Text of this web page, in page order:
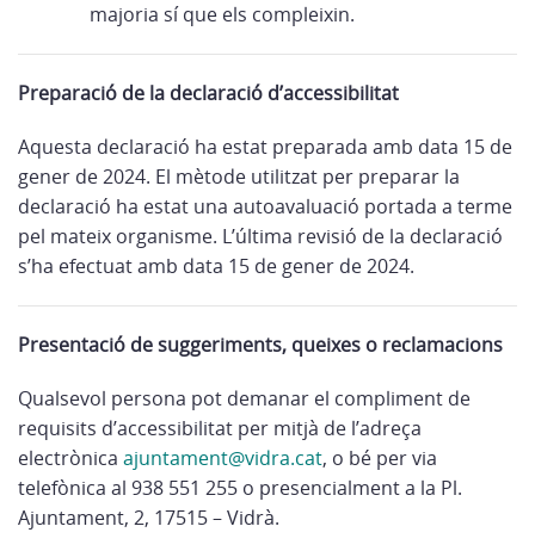
majoria sí que els compleixin.
Preparació de la declaració d’accessibilitat
Aquesta declaració ha estat preparada amb data 15 de
gener de 2024. El mètode utilitzat per preparar la
declaració ha estat una autoavaluació portada a terme
pel mateix organisme. L’última revisió de la declaració
s’ha efectuat amb data 15 de gener de 2024.
Presentació de suggeriments, queixes o reclamacions
Qualsevol persona pot demanar el compliment de
requisits d’accessibilitat per mitjà de l’adreça
electrònica ajuntament@vidra.cat, o bé per via
telefònica al 938 551 255 o presencialment a la Pl.
Ajuntament, 2, 17515 – Vidrà.